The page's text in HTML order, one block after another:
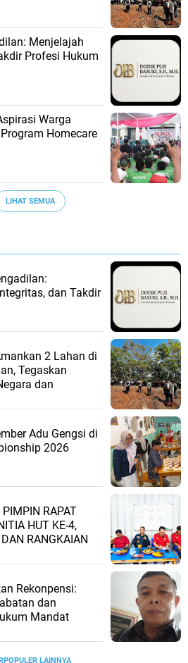
Menjelajah
Profesi Hukum
Warga
Homecare
LIHAT SEMUA
dan Takdir
2 Lahan di
Tegaskan
dan
Adu Gengsi di
2026
RAPAT
HUT KE-4,
RANGKAIAN
Rekonpensi:
dan
Mandat
LAINNYA